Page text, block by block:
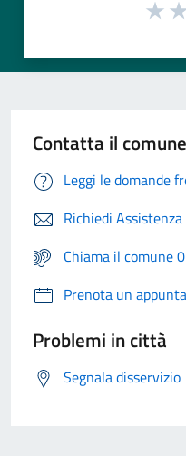
Contatta il comune
Leggi le domande
Richiedi Assistenza
Chiama il comune
Prenota un
Problemi in città
Segnala disservizio